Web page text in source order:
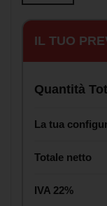
IL TUO
Quantità
La tua
Totale netto
IVA 22%